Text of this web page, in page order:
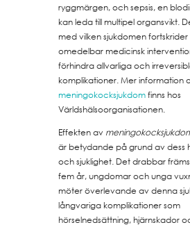
ryggmärgen, och sepsis, en
kan leda till multipel organsvikt.
med vilken sjukdomen
omedelbar medicinsk
förhindra allvarliga och
komplikationer. Mer information
meningokocksjukdomfinns hos
Världshälsoorganisationen.
Effekten av
är betydande på grund av dess
och sjuklighet. Det drabbar
fem år, ungdomar och unga
möter överlevande av denna
långvariga komplikationer som
hörselnedsättning, hjärnskador